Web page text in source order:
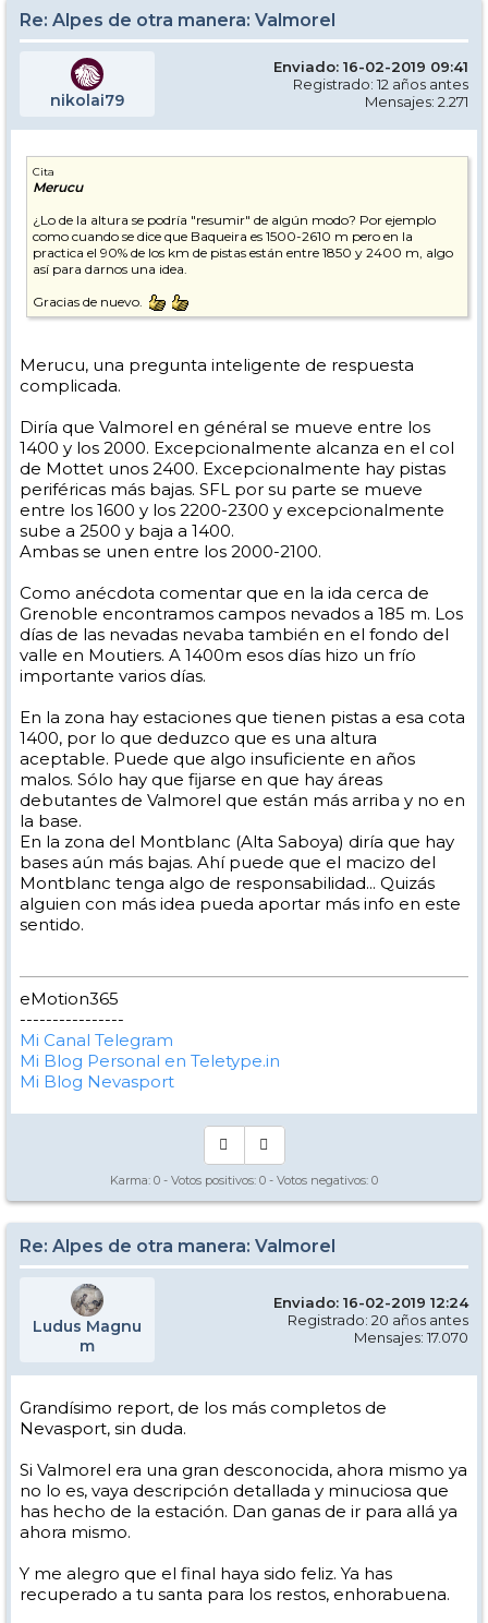
Re: Alpes de otra manera: Valmorel
nikolai79
Enviado: 16-02-2019 09:41
Registrado: 12 años antes
Mensajes: 2.271
Cita
Merucu
¿Lo de la altura se podría "resumir" de algún modo? Por ejemplo
como cuando se dice que Baqueira es 1500-2610 m pero en la
practica el 90% de los km de pistas están entre 1850 y 2400 m, algo
así para darnos una idea.
Gracias de nuevo.
Merucu, una pregunta inteligente de respuesta
complicada.
Diría que Valmorel en général se mueve entre los
1400 y los 2000. Excepcionalmente alcanza en el col
de Mottet unos 2400. Excepcionalmente hay pistas
periféricas más bajas. SFL por su parte se mueve
entre los 1600 y los 2200-2300 y excepcionalmente
sube a 2500 y baja a 1400.
Ambas se unen entre los 2000-2100.
Como anécdota comentar que en la ida cerca de
Grenoble encontramos campos nevados a 185 m. Los
días de las nevadas nevaba también en el fondo del
valle en Moutiers. A 1400m esos días hizo un frío
importante varios días.
En la zona hay estaciones que tienen pistas a esa cota
1400, por lo que deduzco que es una altura
aceptable. Puede que algo insuficiente en años
malos. Sólo hay que fijarse en que hay áreas
debutantes de Valmorel que están más arriba y no en
la base.
En la zona del Montblanc (Alta Saboya) diría que hay
bases aún más bajas. Ahí puede que el macizo del
Montblanc tenga algo de responsabilidad... Quizás
alguien con más idea pueda aportar más info en este
sentido.
eMotion365
----------------
Mi Canal Telegram
Mi Blog Personal en Teletype.in
Mi Blog Nevasport
Karma: 0 - Votos positivos: 0 - Votos negativos: 0
Re: Alpes de otra manera: Valmorel
Ludus Magnu
m
Enviado: 16-02-2019 12:24
Registrado: 20 años antes
Mensajes: 17.070
Grandísimo report, de los más completos de
Nevasport, sin duda.
Si Valmorel era una gran desconocida, ahora mismo ya
no lo es, vaya descripción detallada y minuciosa que
has hecho de la estación. Dan ganas de ir para allá ya
ahora mismo.
Y me alegro que el final haya sido feliz. Ya has
recuperado a tu santa para los restos, enhorabuena.